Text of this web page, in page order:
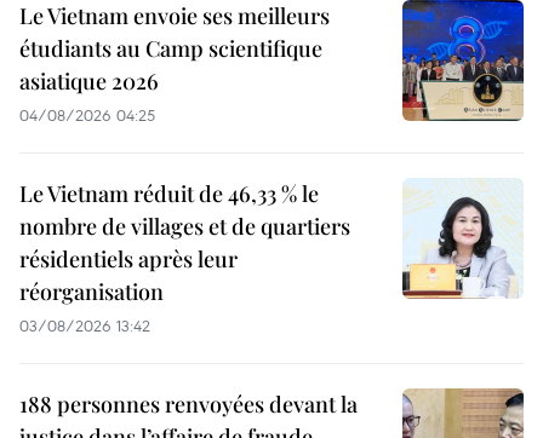
Le Vietnam envoie ses meilleurs
étudiants au Camp scientifique
asiatique 2026
04/08/2026 04:25
Le Vietnam réduit de 46,33 % le
nombre de villages et de quartiers
résidentiels après leur
réorganisation
03/08/2026 13:42
188 personnes renvoyées devant la